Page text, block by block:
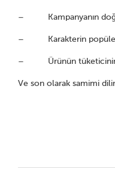
– Kampanyanın doğru
– Karakterin popüler
– Ürünün tüketicinin
Ve son olarak samimi